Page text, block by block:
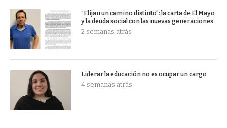
“Elijan un camino distinto”: la carta de El Mayo
y la deuda social con las nuevas generaciones
2 semanas atrás
Liderar la educación no es ocupar un cargo
4 semanas atrás